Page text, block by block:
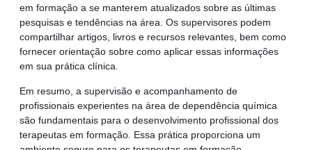
em formação a se manterem atualizados sobre as últimas
pesquisas e tendências na área. Os supervisores podem
compartilhar artigos, livros e recursos relevantes, bem como
fornecer orientação sobre como aplicar essas informações
em sua prática clínica.
Em resumo, a supervisão e acompanhamento de
profissionais experientes na área de dependência química
são fundamentais para o desenvolvimento profissional dos
terapeutas em formação. Essa prática proporciona um